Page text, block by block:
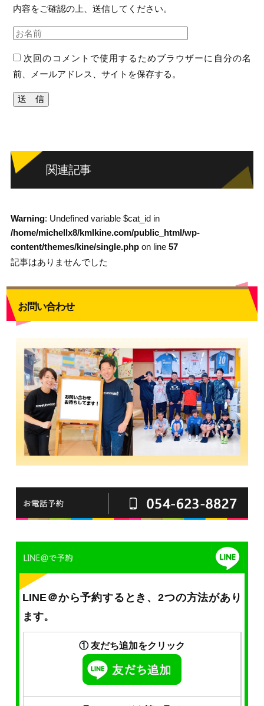
内容をご確認の上、送信してください。
次回のコメントで使用するためブラウザーに自分の名
前、メールアドレス、サイトを保存する。
関連記事
Warning: Undefined variable $cat_id in
/home/michellx8/kmlkine.com/public_html/wp-
content/themes/kine/single.phpon line 57
記事はありませんでした
お問い合わせ
LINE＠から予約するとき、2つの方法があり
ます。
① 友だち追加をクリック